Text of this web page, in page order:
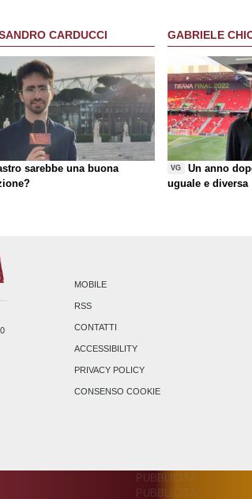
CARDUCCI
sarebbe una buona
GABRIELE
VG
Un anno
uguale e diversa
MOBILE
RSS
CONTATTI
ACCESSIBILITY
PRIVACY POLICY
CONSENSO COOKIE